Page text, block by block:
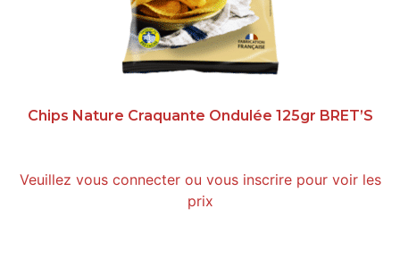
Chips Nature Craquante Ondulée 125gr BRET’S
Veuillez vous connecter ou vous inscrire pour voir les
prix